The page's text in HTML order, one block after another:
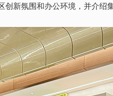
创新氛围和办公环境，并介绍